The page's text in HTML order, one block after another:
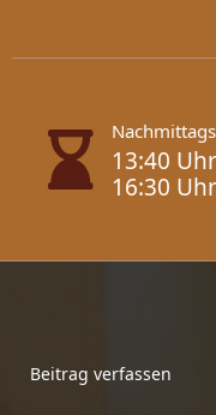
13:40
16:30
Beitrag verfassen